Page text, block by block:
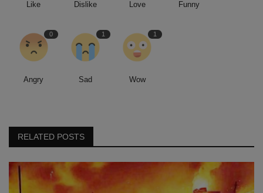
Like Dislike Love Funny
0
Angry
1
Sad
1
Wow
RELATED POSTS